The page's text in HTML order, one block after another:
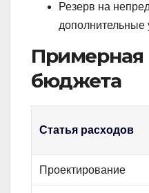
Резерв на
дополнительные
Примерная
бюджета
Статья расходов
Проектирование